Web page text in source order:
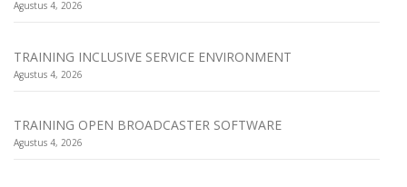
Agustus 4, 2026
TRAINING INCLUSIVE SERVICE ENVIRONMENT
Agustus 4, 2026
TRAINING OPEN BROADCASTER SOFTWARE
Agustus 4, 2026